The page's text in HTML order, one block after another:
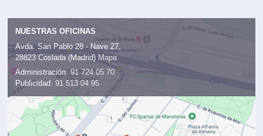
NUESTRAS OFICINAS
Avda. San Pablo 28 - Nave 27,
28823 Coslada (Madrid) Mapa
Administración: 91 724 05 70
Publicidad: 91 513 04 95